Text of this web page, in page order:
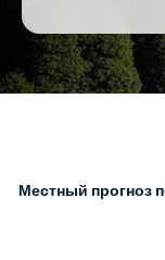
Местный прогноз